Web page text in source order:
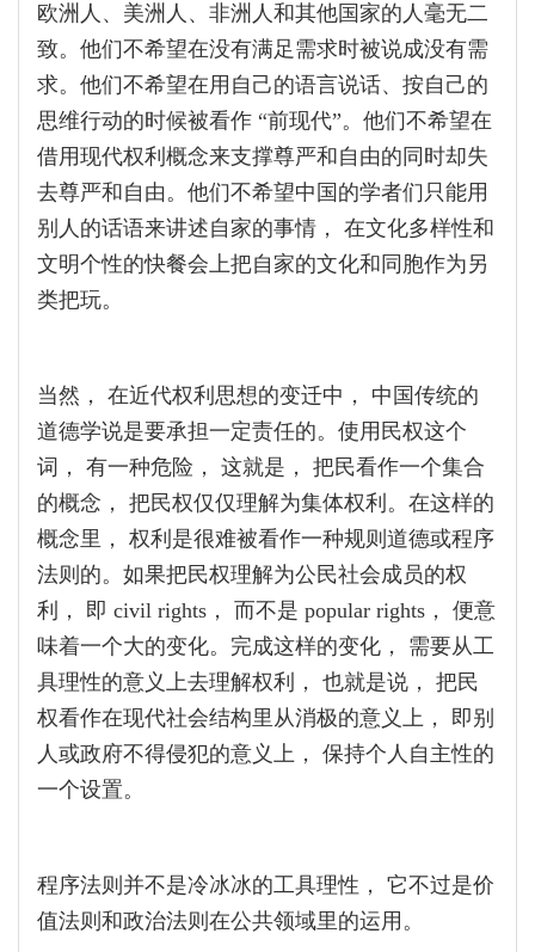
欧洲人、美洲人、非洲人和其他国家的人毫无二
致。他们不希望在没有满足需求时被说成没有需
求。他们不希望在用自己的语言说话、按自己的
思维行动的时候被看作 “前现代”。他们不希望在
借用现代权利概念来支撑尊严和自由的同时却失
去尊严和自由。他们不希望中国的学者们只能用
别人的话语来讲述自家的事情， 在文化多样性和
文明个性的快餐会上把自家的文化和同胞作为另
类把玩。
当然， 在近代权利思想的变迁中， 中国传统的
道德学说是要承担一定责任的。使用民权这个
词， 有一种危险， 这就是， 把民看作一个集合
的概念， 把民权仅仅理解为集体权利。在这样的
概念里， 权利是很难被看作一种规则道德或程序
法则的。如果把民权理解为公民社会成员的权
利， 即 civil rights， 而不是 popular rights， 便意
味着一个大的变化。完成这样的变化， 需要从工
具理性的意义上去理解权利， 也就是说， 把民
权看作在现代社会结构里从消极的意义上， 即别
人或政府不得侵犯的意义上， 保持个人自主性的
一个设置。
程序法则并不是冷冰冰的工具理性， 它不过是价
值法则和政治法则在公共领域里的运用。